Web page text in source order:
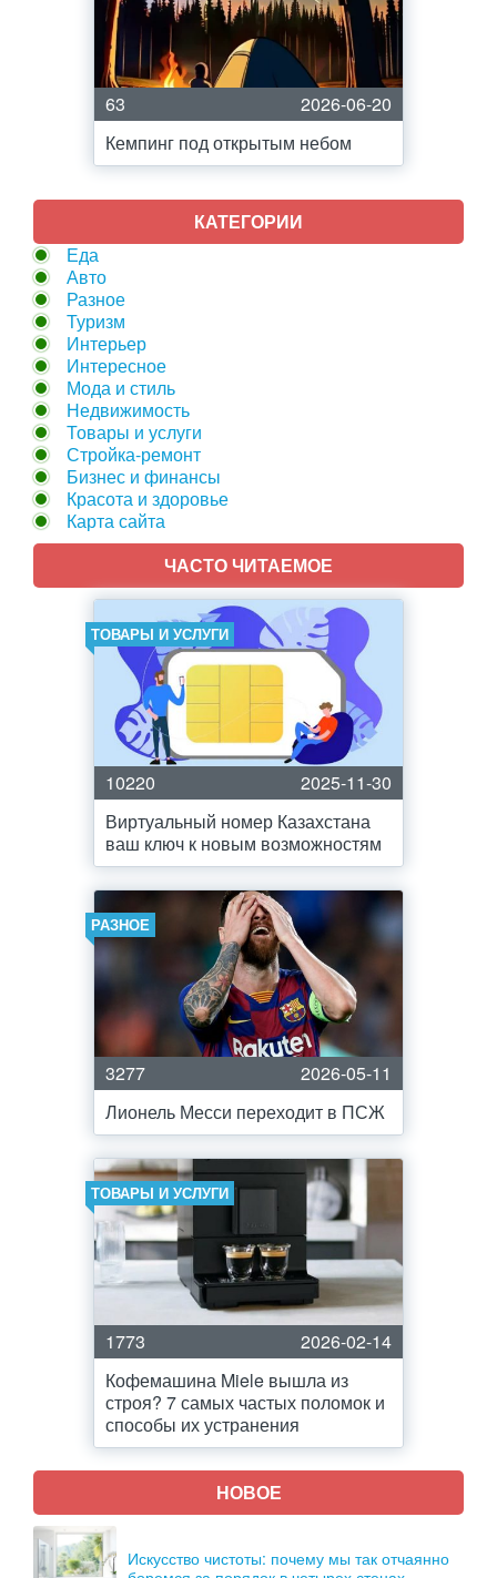
63
2026-06-20
Кемпинг под открытым небом
КАТЕГОРИИ
Еда
Авто
Разное
Туризм
Интерьер
Интересное
Мода и стиль
Недвижимость
Товары и услуги
Стройка-ремонт
Бизнес и финансы
Красота и здоровье
Карта сайта
ЧАСТО ЧИТАЕМОЕ
ТОВАРЫ И УСЛУГИ
10220
2025-11-30
Виртуальный номер Казахстана
ваш ключ к новым возможностям
РАЗНОЕ
3277
2026-05-11
Лионель Месси переходит в ПСЖ
ТОВАРЫ И УСЛУГИ
1773
2026-02-14
Кофемашина Miele вышла из
строя? 7 самых частых поломок и
способы их устранения
НОВОЕ
Искусство чистоты: почему мы так отчаянно